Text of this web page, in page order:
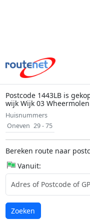
Postcode 1443LB is
wijk Wijk 03
Huisnummers
Oneven 29 - 75
Bereken route naar
Vanuit:
Laden...
Zoeken